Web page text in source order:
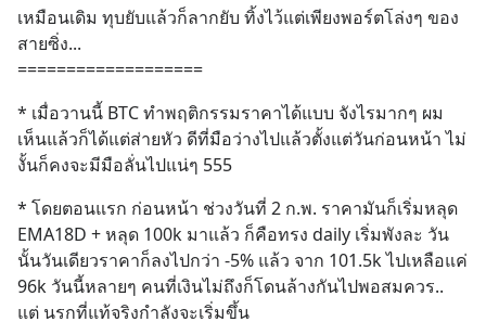
เหมือนเดิม ทุบยับแล้วก็ลากยับ ทิ้งไว้แต่เพียงพอร์ตโล่งๆ ของ
สายซิ่ง...
===================
* เมื่อวานนี้ BTC ทำพฤติกรรมราคาได้แบบ จังไรมากๆ ผม
เห็นแล้วก็ได้แต่ส่ายหัว ดีที่มือว่างไปแล้วตั้งแต่วันก่อนหน้า ไม่
งั้นก็คงจะมีมือลั่นไปแน่ๆ 555
* โดยตอนแรก ก่อนหน้า ช่วงวันที่ 2 ก.พ. ราคามันก็เริ่มหลุด
EMA18D + หลุด 100k มาแล้ว ก็คือทรง daily เริ่มพังละ วัน
นั้นวันเดียวราคาก็ลงไปกว่า -5% แล้ว จาก 101.5k ไปเหลือแค่
96k วันนี้หลายๆ คนที่เงินไม่ถึงก็โดนล้างกันไปพอสมควร..
แต่ นรกที่แท้จริงกำลังจะเริ่มขึ้น